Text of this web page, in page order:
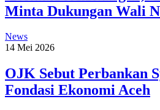
Minta Dukungan Wali
News
14 Mei 2026
OJK Sebut Perbankan
Fondasi Ekonomi Aceh